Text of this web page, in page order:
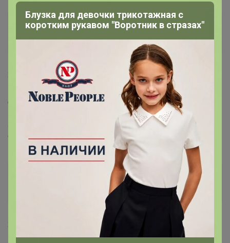
Женин
Гений СП
20 марта, 2021 18:50
Добрый вечер, добавьте пожалуйста сапоги женские
REGINA 664407СН синие, и чёрные тоже, Сапоги
678410СРН.
Блузка для девочки трикотажная с
коротким рукавом "Воротник в стразах"